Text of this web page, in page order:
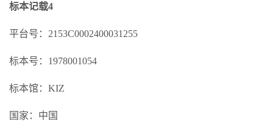
标本记载4
平台号：2153C0002400031255
标本号：1978001054
标本馆：KIZ
国家：中国